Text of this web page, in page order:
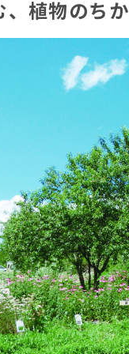
植物のち